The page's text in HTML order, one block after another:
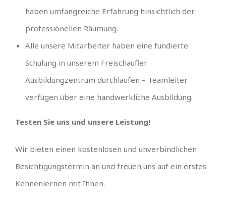
haben umfangreiche Erfahrung hinsichtlich der
professionellen Räumung.
Alle unsere Mitarbeiter haben eine fundierte
Schulung in unserem Freischaufler
Ausbildungzentrum durchlaufen – Teamleiter
verfügen über eine handwerkliche Ausbildung.
Testen Sie uns und unsere Leistung!
Wir bieten einen kostenlosen und unverbindlichen
Besichtigungstermin an und freuen uns auf ein erstes
Kennenlernen mit Ihnen.